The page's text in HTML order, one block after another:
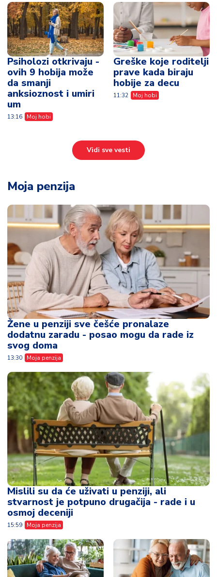
Psiholozi otkrivaju -
ovih 9 hobija može
da smanji
anksioznost i umiri
um
13:16 Moj hobi
Greške koje roditelji
prave kada biraju
hobije za decu
11:32 Moj hobi
Vidi sve vesti
Moja penzija
Žene u penziji sve češće pronalaze
dodatnu zaradu - posao mogu da rade iz
svog doma
13:30 Moja penzija
Mislili su da će uživati u penziji, ali
stvarnost je potpuno drugačija - rade i u
osmoj deceniji
15:59 Moja penzija